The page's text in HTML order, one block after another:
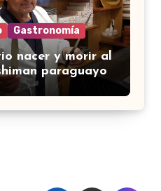
Gastronomía
nacer y morir al
paraguayo